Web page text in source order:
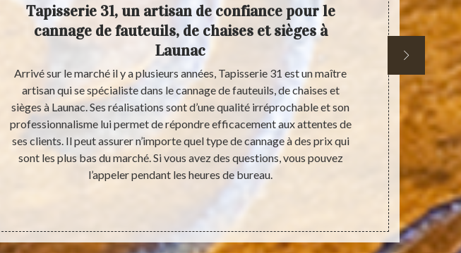
Tapisserie 31, un artisan de confiance pour le
cannage de fauteuils, de chaises et sièges à
Launac
Arrivé sur le marché il y a plusieurs années, Tapisserie 31 est un maître
artisan qui se spécialiste dans le cannage de fauteuils, de chaises et
sièges à Launac. Ses réalisations sont d’une qualité irréprochable et son
professionnalisme lui permet de répondre efficacement aux attentes de
ses clients. Il peut assurer n’importe quel type de cannage à des prix qui
sont les plus bas du marché. Si vous avez des questions, vous pouvez
l’appeler pendant les heures de bureau.
et
Si vous
modèle
31. celui-ci
qualité et
pour le
Launac.
plus